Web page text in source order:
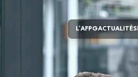
L’AFPGACTUALITÉS